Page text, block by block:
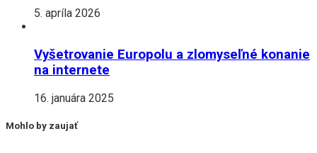
5. apríla 2026
Vyšetrovanie Europolu a zlomyseľné konanie
na internete
16. januára 2025
Mohlo by zaujať